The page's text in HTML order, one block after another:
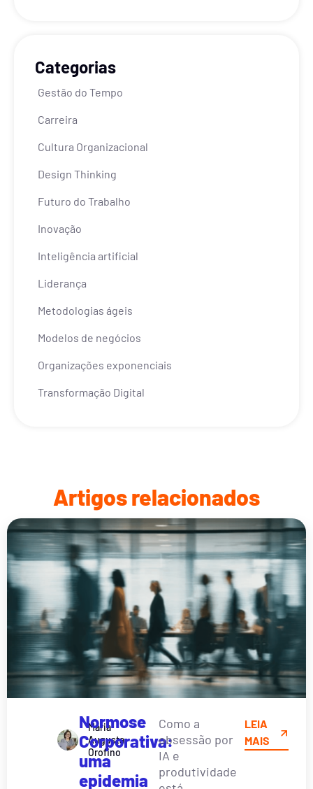
Categorias
Gestão do Tempo
Carreira
Cultura Organizacional
Design Thinking
Futuro do Trabalho
Inovação
Inteligência artificial
Liderança
Metodologias ágeis
Modelos de negócios
Organizações exponenciais
Transformação Digital
Artigos relacionados
Maria
Augusta
Orofino
Normose
Corporativa:
uma
epidemia
Como a
obsessão por
IA e
produtividade
LEIA
MAIS